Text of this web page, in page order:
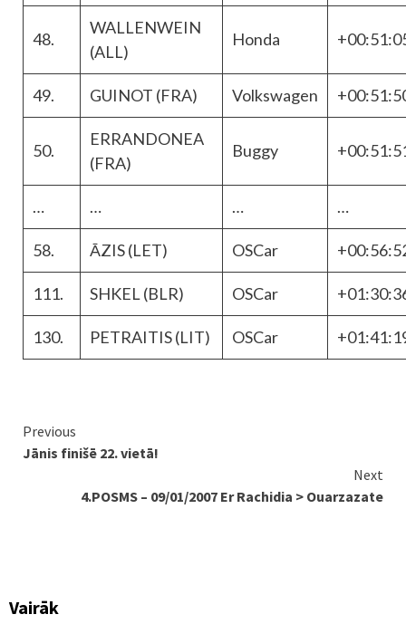
48.
WALLENWEIN
(ALL)
Honda
49. GUINOT (FRA) Volkswagen
50.
ERRANDONEA
(FRA)
Buggy
… … … …
58. ĀZIS (LET) OSCar
111. SHKEL (BLR) OSCar
130. PETRAITIS (LIT) OSCar
Continue
Reading
Previous
Jānis finišē 22. vietā!
Next
4.POSMS – 09/01/2007 Er Rachidia > Ouarzazate
Vairāk